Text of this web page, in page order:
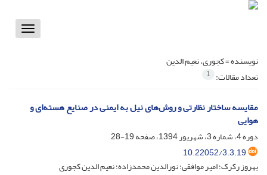
Toggle
نویسنده =کجوری، نعیم الدین
تعداد مقالات: 1
مقایسه ساختار نظارتی و روش‌های نیل به ایمنی در صنایع هسته‌ای و
هوایی
دوره 4، شماره 3، شهریور 1394، صفحه
19-28
10.22052/3.3.19
بهروز رکرک؛ امیر موافقی؛ نورالدین محمدزاده؛ نعیم الدین کجوری